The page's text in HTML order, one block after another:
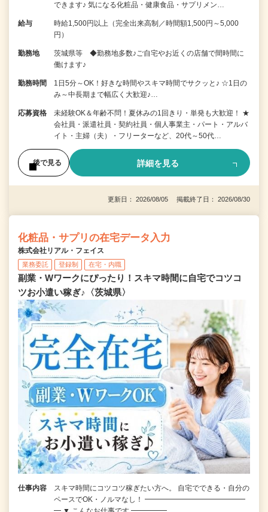
できます♪ 気になる化粧品・健康食品・サプリメン…
給与
時給1,500円以上（完全出来高制／時間額1,500円～5,000
円）
勤務地
茨城県等 ◆勤務地多数♪ご自宅やお近くの店舗で間時間に
働けます♪
勤務時間
1日5分～OK！好きな時間やスキマ時間でサクッと♪ ☆1日の
み～中長期まで幅広く大歓迎♪…
応募資格
未経験OK＆年齢不問！夏休みの1回きり・単発も大歓迎！ ★
会社員・派遣社員・契約社員・個人事業主・パート・アルバ
イト・主婦（夫）・フリーターなど、20代～50代…
後で見る 詳細を見る
更新日： 2026/08/05 掲載終了日： 2026/08/30
化粧品・サプリの在宅データ入力
株式会社リアル・フェイス
業務委託 登録制 在宅・内職
副業・Wワークにぴったり！スキマ時間に自宅でコツコ
ツお小遣い稼ぎ♪〈茨城県〉
仕事内容
スキマ時間にコツコツ稼ぎたい方へ。 自宅でできる・自分の
ペースでOK・ノルマなし！ ━━━━━━━━━━━━━━